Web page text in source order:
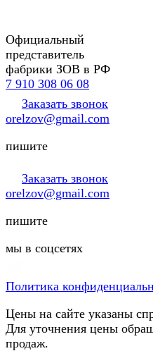
Официальный
представитель
фабрики ЗОВ в РФ
7 910 308 06 08
Заказать звонок
orelzov@gmail.com
пишите
Заказать звонок
orelzov@gmail.com
пишите
мы в соцсетях
Политика
Цены на сайте указаны
Для уточнения цены
продаж.